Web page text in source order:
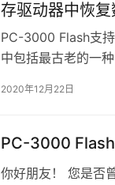
存驱动器中恢复
PC-3000 Flash支
中包括最古老的一
2020年12月22日
PC-3000
你好朋友！ 您是否